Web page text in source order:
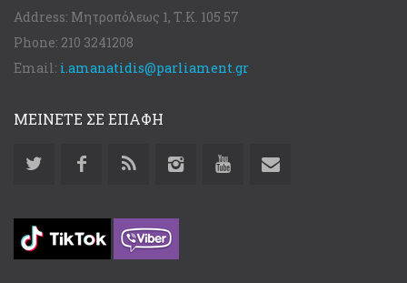
Address: Μητροπόλεως 1, Τ.Κ. 105 57
Phone: 210 3241208
Email: i.amanatidis@parliament.gr
ΜΕΙΝΕΤΕ ΣΕ ΕΠΑΦΗ